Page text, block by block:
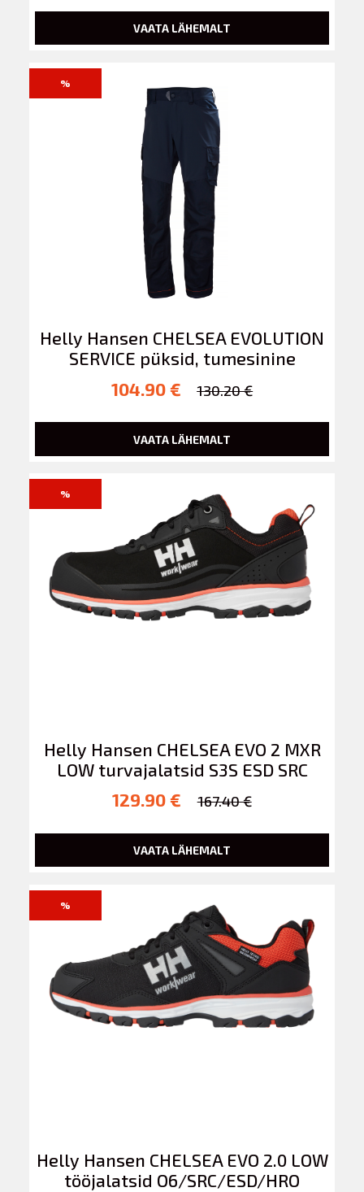
VAATA LÄHEMALT
%
Helly Hansen CHELSEA EVOLUTION
SERVICE püksid, tumesinine
104.90 €
130.20 €
VAATA LÄHEMALT
%
Helly Hansen CHELSEA EVO 2 MXR
LOW turvajalatsid S3S ESD SRC
129.90 €
167.40 €
VAATA LÄHEMALT
%
Helly Hansen CHELSEA EVO 2.0 LOW
tööjalatsid O6/SRC/ESD/HRO